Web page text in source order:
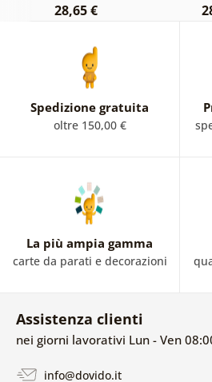
28,65 €
Spedizione gratuita
oltre 150,00 €
La più ampia gamma
carte da parati e decorazioni
Assistenza clienti
nei giorni lavorativi Lun - Ven
info@dovido.it